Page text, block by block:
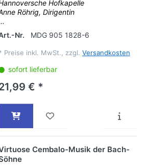
Hofkapelle
Röhrig, Dirigentin
Nr.
MDG 905 1828-6
Preise inkl. MwSt., zzgl. Versandkosten
sofort lieferbar
€ *
Cembalo-Musik der Bach-